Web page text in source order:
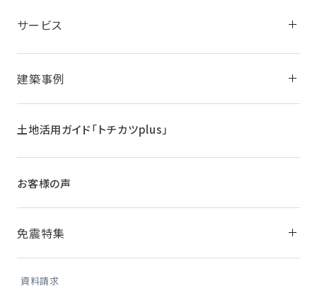
サービス
建築事例
土地活用ガイド「トチカツplus」
お客様の声
免震特集
資料請求